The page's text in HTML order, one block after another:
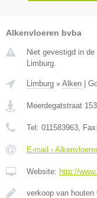
Alkenvloeren bvba
Niet gevestigd in
Limburg.
Limburg » Alken |
Meerdegatstraat
Tel: 011583963 , Fax:
E-mail ›
Website: http://
verkoop van houten